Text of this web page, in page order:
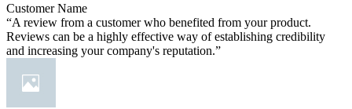
Customer Name
“A review from a customer who benefited from your product.
Reviews can be a highly effective way of establishing credibility
and increasing your company's reputation.”